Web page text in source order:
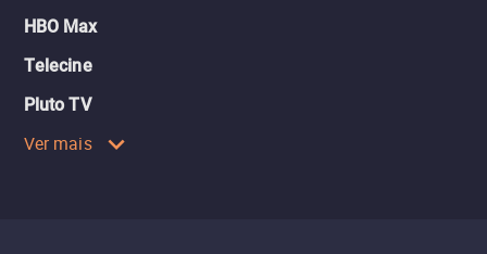
HBO Max
Telecine
Pluto TV
Ver mais